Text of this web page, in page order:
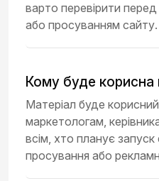
варто перевірити
або просуванням сайту.
Кому буде корисна
Матеріал буде
маркетологам,
всім, хто планує
просування або